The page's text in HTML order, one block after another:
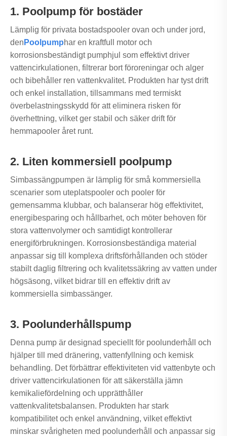
1. Poolpump för bostäder
Lämplig för privata bostadspooler ovan och under jord,
den Poolpumphar en kraftfull motor och
korrosionsbeständigt pumphjul som effektivt driver
vattencirkulationen, filtrerar bort föroreningar och alger
och bibehåller ren vattenkvalitet. Produkten har tyst drift
och enkel installation, tillsammans med termiskt
överbelastningsskydd för att eliminera risken för
överhettning, vilket ger stabil och säker drift för
hemmapooler året runt.
2. Liten kommersiell poolpump
Simbassängpumpen är lämplig för små kommersiella
scenarier som uteplatspooler och pooler för
gemensamma klubbar, och balanserar hög effektivitet,
energibesparing och hållbarhet, och möter behoven för
stora vattenvolymer och samtidigt kontrollerar
energiförbrukningen. Korrosionsbeständiga material
anpassar sig till komplexa driftsförhållanden och stöder
stabilt daglig filtrering och kvalitetssäkring av vatten under
högsäsong, vilket bidrar till en effektiv drift av
kommersiella simbassänger.
3. Poolunderhållspump
Denna pump är designad speciellt för poolunderhåll och
hjälper till med dränering, vattenfyllning och kemisk
behandling. Det förbättrar effektiviteten vid vattenbyte och
driver vattencirkulationen för att säkerställa jämn
kemikaliefördelning och upprätthåller
vattenkvalitetsbalansen. Produkten har stark
kompatibilitet och enkel användning, vilket effektivt
minskar svårigheten med poolunderhåll och anpassar sig